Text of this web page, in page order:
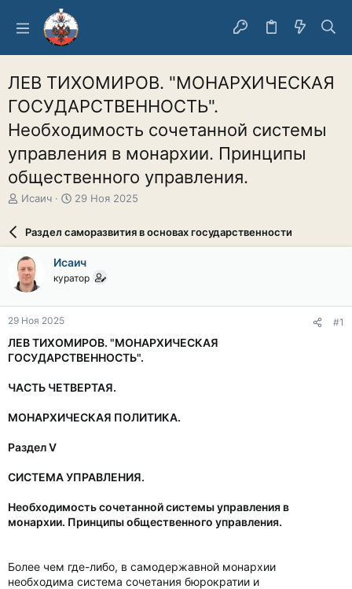
ЛЕВ ТИХОМИРОВ. "МОНАРХИЧЕСКАЯ
ГОСУДАРСТВЕННОСТЬ".
Необходимость сочетанной системы
управления в монархии. Принципы
общественного управления.
А
о
р
т
е
м
ы
Исаич
Д
а
а
ч
л
29 Ноя 2025
Раздел саморазвития в основах государственности
Исаич
куратор
29 Ноя 2025 #1
ЛЕВ ТИХОМИРОВ. "МОНАРХИЧЕСКАЯ
ГОСУДАРСТВЕННОСТЬ".
ЧАСТЬ ЧЕТВЕРТАЯ.
МОНАРХИЧЕСКАЯ ПОЛИТИКА.
Раздел V
СИСТЕМА УПРАВЛЕНИЯ.
Необходимость сочетанной системы управления в
монархии. Принципы общественного управления.
Более чем где-либо, в самодержавной монархии
необходима система сочетания бюрократии и